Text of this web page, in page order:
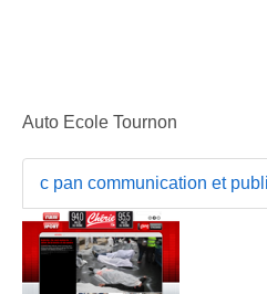
Auto Ecole Tournon
c pan communication et